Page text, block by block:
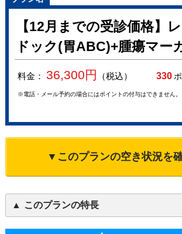
【12月までの受診価格】
ドック(胃ABC)+腫瘍マー
料金： 36,300円 （税込） 330
※電話・メール予約の場合にはポイントの付与はできません。
▼このプランの空き状況を
このプランの特長